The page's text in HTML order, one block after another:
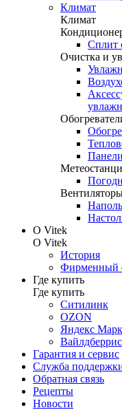
Климат
Климат
Сплит
Очистка и
О Vitek
О Vitek
История
Фирменный
Где купить
Где купить
Ситилинк
OZON
Яндекс
Вайлдберрис
Гарантия и сервис
Служба
Обратная связь
Рецепты
Новости